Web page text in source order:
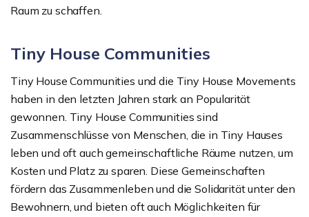
Raum zu schaffen.
Tiny House Communities
Tiny House Communities und die Tiny House Movements
haben in den letzten Jahren stark an Popularität
gewonnen. Tiny House Communities sind
Zusammenschlüsse von Menschen, die in Tiny Hauses
leben und oft auch gemeinschaftliche Räume nutzen, um
Kosten und Platz zu sparen. Diese Gemeinschaften
fördern das Zusammenleben und die Solidarität unter den
Bewohnern, und bieten oft auch Möglichkeiten für